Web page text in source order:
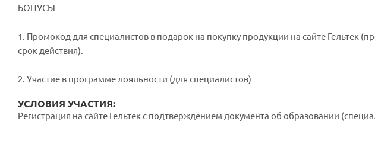
БОНУСЫ
1. Промокод для специалистов в подарок на покупку продукции на сайте Гельтек
срок действия).
2. Участие в программе лояльности (для специалистов)
УСЛОВИЯ УЧАСТИЯ:
Регистрация на сайте Гельтек с подтверждением документа об образовании